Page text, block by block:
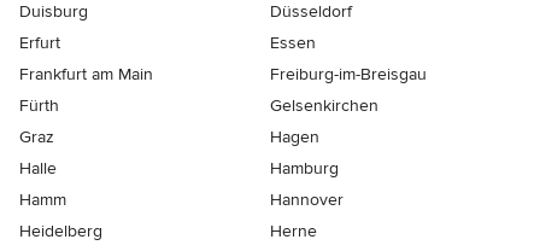
Duisburg
Düsseldorf
Erfurt
Essen
Frankfurt am Main
Freiburg-im-Breisgau
Fürth
Gelsenkirchen
Graz
Hagen
Halle
Hamburg
Hamm
Hannover
Heidelberg
Herne